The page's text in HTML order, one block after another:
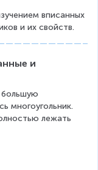
вписанных
и их свойств.
и
большую
многоугольник.
лежать